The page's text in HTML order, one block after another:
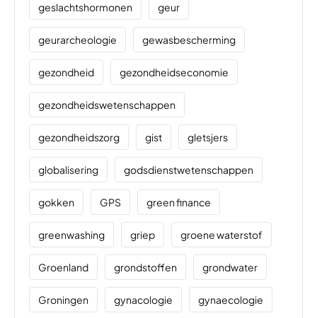
geslachtshormonen geur
geurarcheologie gewasbescherming
gezondheid gezondheidseconomie
gezondheidswetenschappen
gezondheidszorg gist gletsjers
globalisering godsdienstwetenschappen
gokken GPS green finance
greenwashing griep groene waterstof
Groenland grondstoffen grondwater
Groningen gynacologie gynaecologie